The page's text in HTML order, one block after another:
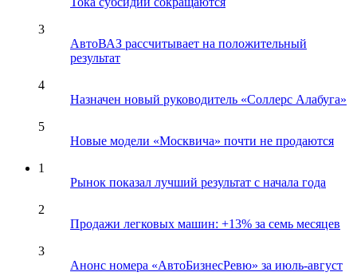
3
АвтоВАЗ рассчитывает на положительный
результат
4
Назначен новый руководитель «Соллерс Алабуга»
5
Новые модели «Москвича» почти не продаются
1
Рынок показал лучший результат с начала года
2
Продажи легковых машин: +13% за семь месяцев
3
Анонс номера «АвтоБизнесРевю» за июль-август